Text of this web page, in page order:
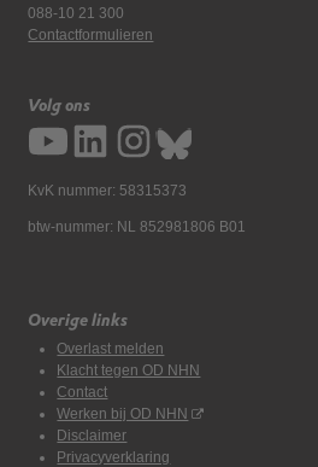
088-10 21 300
Contactformulieren
Volg ons
KvK nummer: 58315373
btw-nummer: NL 852981806 B01
Overige links
Overlast melden
Klacht tegen OD NHN
Contact
Werken bij OD NHN
Disclaimer
Privacyverklaring